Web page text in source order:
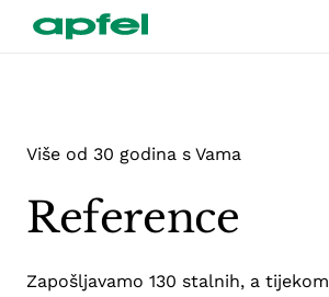
Više od 30 godina s Vama
Reference
Zapošljavamo 130 stalnih, a tijekom